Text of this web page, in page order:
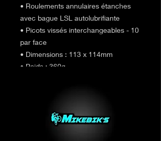
• Roulements annulaires étanches
avec bague LSL autolubrifiante
• Picots vissés interchangeables - 10
par face
• Dimensions : 113 x 114mm
• Poids : 360g